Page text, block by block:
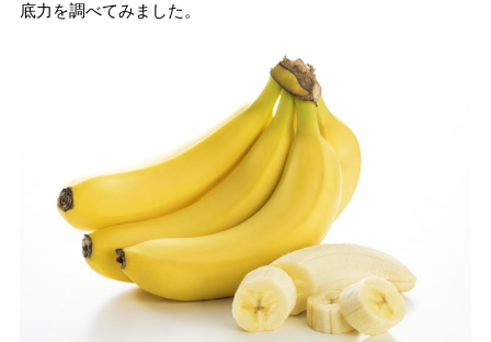
底力を調べてみました。